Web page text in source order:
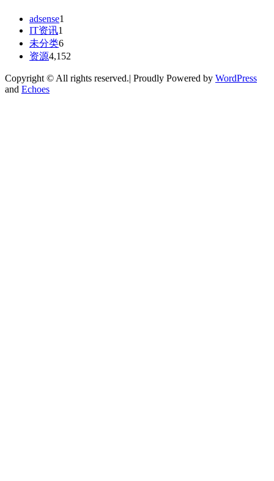
adsense1
IT资讯1
未分类6
资源4,152
Copyright © All rights reserved.| Proudly Powered by WordPress
and Echoes